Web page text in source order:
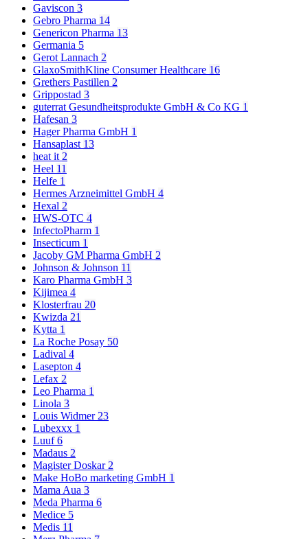
Gaviscon 3
Gebro Pharma 14
Genericon Pharma 13
Germania 5
Gerot Lannach 2
GlaxoSmithKline Consumer Healthcare 16
Grethers Pastillen 2
Grippostad 3
guterrat Gesundheitsprodukte GmbH & Co KG 1
Hafesan 3
Hager Pharma GmbH 1
Hansaplast 13
heat it 2
Heel 11
Helfe 1
Hermes Arzneimittel GmbH 4
Hexal 2
HWS-OTC 4
InfectoPharm 1
Insecticum 1
Jacoby GM Pharma GmbH 2
Johnson & Johnson 11
Karo Pharma GmbH 3
Kijimea 4
Klosterfrau 20
Kwizda 21
Kytta 1
La Roche Posay 50
Ladival 4
Lasepton 4
Lefax 2
Leo Pharma 1
Linola 3
Louis Widmer 23
Lubexxx 1
Luuf6
Madaus 2
Magister Doskar 2
Make HoBo marketing GmbH 1
Mama Aua 3
Meda Pharma 6
Medice 5
Medis 11